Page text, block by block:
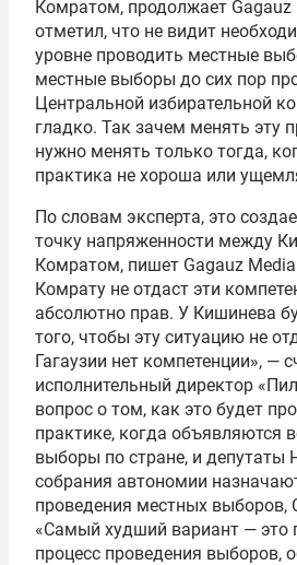
Комратом, продолжает Gagauz
отметил, что не видит
уровне проводить местные
местные выборы до сих пор
Центральной избирательной
гладко. Так зачем менять эту
нужно менять только тогда,
практика не хороша или
По словам эксперта, это
точку напряженности между
Комратом, пишет Gagauz
Комрату не отдаст эти
абсолютно прав. У Кишинева
того, чтобы эту ситуацию не
Гагаузии нет компетенции», —
исполнительный директор
вопрос о том, как это будет
практике, когда объявляются
выборы по стране, и депутаты
собрания автономии
проведения местных выборов,
«Самый худший вариант — это
процесс проведения выборов,